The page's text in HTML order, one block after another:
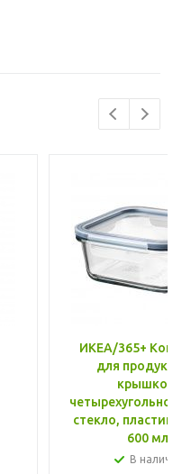
ИКЕА/365+
для
крышкой,
стекло, пластик
600 мл
В